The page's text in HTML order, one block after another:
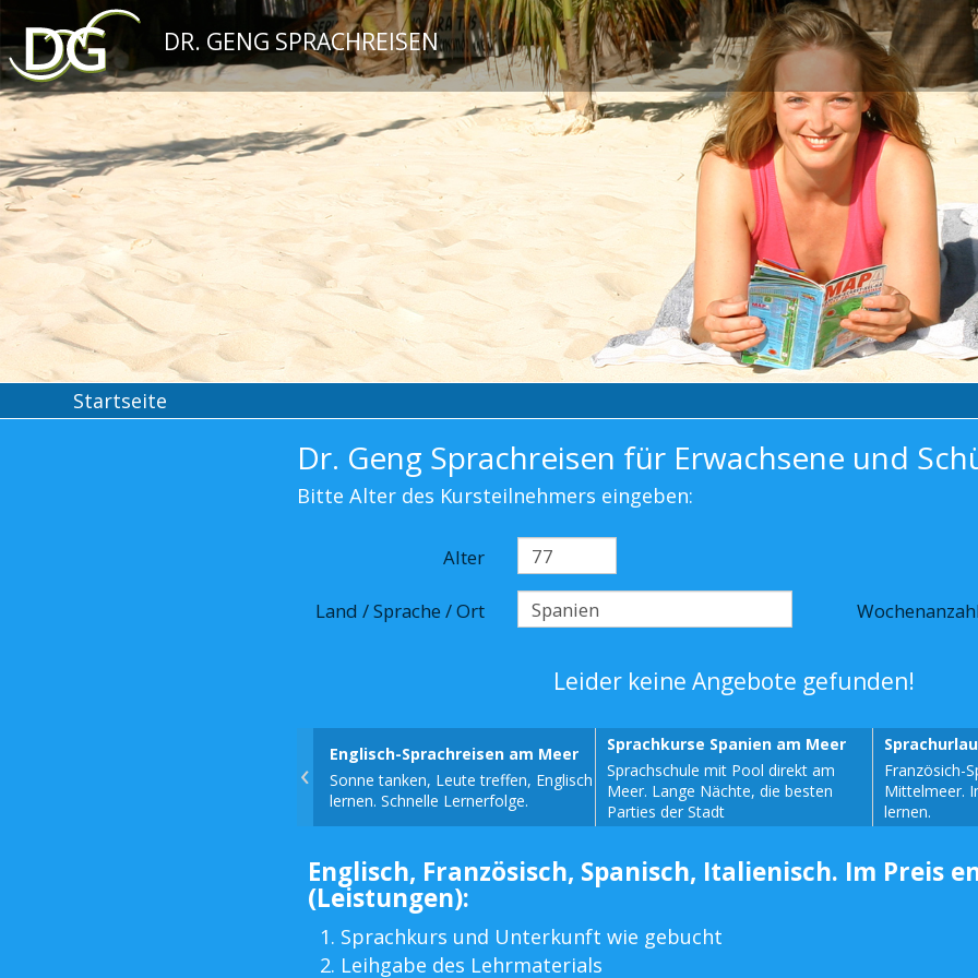
DR. GENG SPRACHREISEN
Startseite
Dr. Geng Sprachreisen für Erwachsene und
Bitte Alter des Kursteilnehmers eingeben:
Alter
Land / Sprache / Ort Wochenanzahl
Leider keine Angebote gefunden!
Englisch-Sprachreisen am Meer
Sonne tanken, Leute treffen, Englisch
lernen. Schnelle Lernerfolge.
Sprachkurse Spanien am Meer
Sprachschule mit Pool direkt am
Meer. Lange Nächte, die besten
Parties der Stadt
Französich-
Mittelmeer.
lernen.
‹
Englisch, Französisch, Spanisch, Italienisch. Im Preis
(Leistungen):
Sprachkurs und Unterkunft wie gebucht
Leihgabe des Lehrmaterials